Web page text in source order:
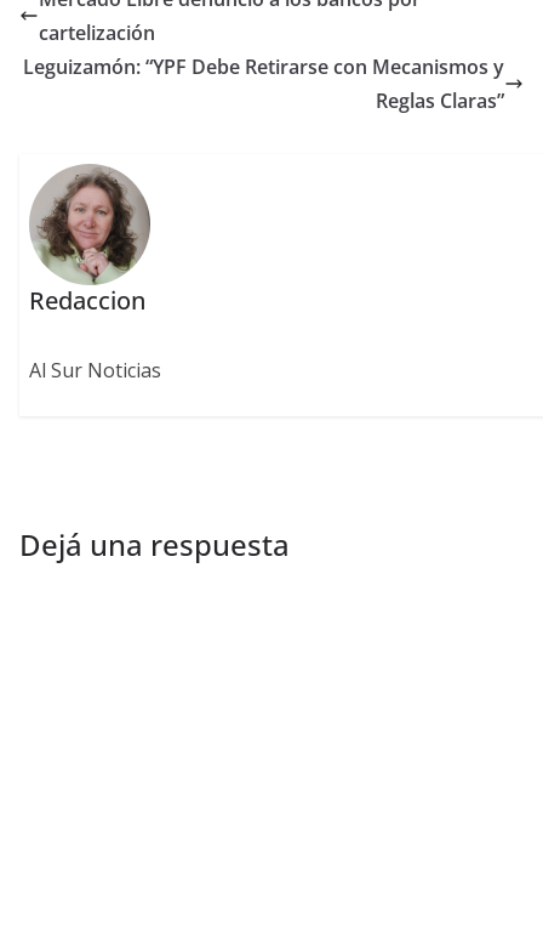
cartelización
Leguizamón: “YPF Debe Retirarse con Mecanismos y
Reglas Claras”
Redaccion
Al Sur Noticias
Dejá una respuesta